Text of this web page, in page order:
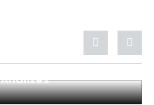
Análises